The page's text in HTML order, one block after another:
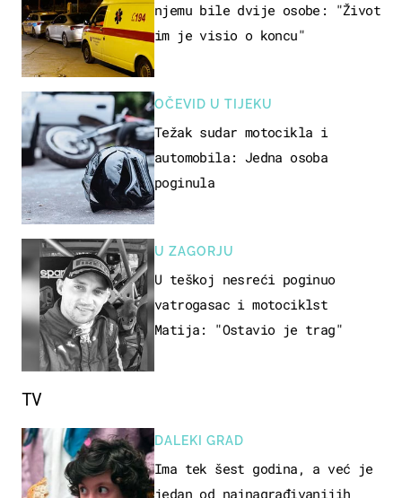
njemu bile dvije osobe: "Život
im je visio o koncu"
OČEVID U TIJEKU
Težak sudar motocikla i
automobila: Jedna osoba
poginula
U ZAGORJU
U teškoj nesreći poginuo
vatrogasac i motociklst
Matija: "Ostavio je trag"
TV
DALEKI GRAD
Ima tek šest godina, a već je
jedan od najnagrađivanijih